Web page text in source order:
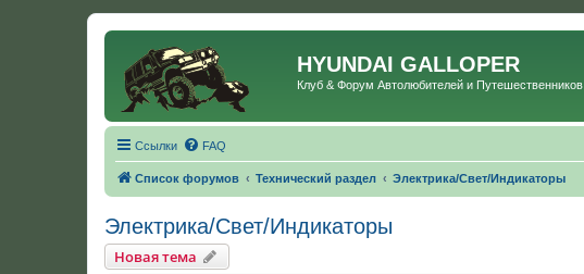
HYUNDAI GALLOPER
Клуб & Форум Автолюбителей и Путешественников
Ссылки FAQ
Список форумов Технический раздел Электрика/Свет/Индикаторы
Электрика/Свет/Индикаторы
Новая тема